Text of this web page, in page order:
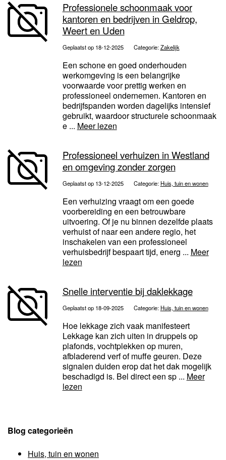
Professionele schoonmaak voor
kantoren en bedrijven in Geldrop,
Weert en Uden
Geplaatst op 18-12-2025 Categorie:Zakelijk
Een schone en goed onderhouden
werkomgeving is een belangrijke
voorwaarde voor prettig werken en
professioneel ondernemen. Kantoren en
bedrijfspanden worden dagelijks intensief
gebruikt, waardoor structurele schoonmaak
e ... Meer lezen
Professioneel verhuizen in Westland
en omgeving zonder zorgen
Geplaatst op 13-12-2025 Categorie: Huis, tuin en wonen
Een verhuizing vraagt om een goede
voorbereiding en een betrouwbare
uitvoering. Of je nu binnen dezelfde plaats
verhuist of naar een andere regio, het
inschakelen van een professioneel
verhuisbedrijf bespaart tijd, energ ... Meer
lezen
Snelle interventie bij daklekkage
Geplaatst op 18-09-2025 Categorie: Huis, tuin en wonen
Hoe lekkage zich vaak manifesteert
Lekkage kan zich uiten in druppels op
plafonds, vochtplekken op muren,
afbladerend verf of muffe geuren. Deze
signalen duiden erop dat het dak mogelijk
beschadigd is. Bel direct een sp ... Meer
lezen
Blog categorieën
Huis, tuin en wonen